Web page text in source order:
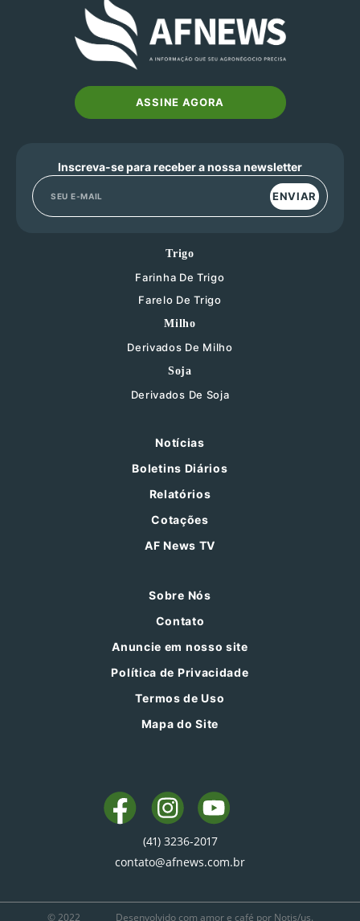
ASSINE AGORA
Inscreva-se para receber a nossa newsletter
ENVIAR
Trigo
Farinha De Trigo
Farelo De Trigo
Milho
Derivados De Milho
Soja
Derivados De Soja
Notícias
Boletins Diários
Relatórios
Cotações
AF News TV
Sobre Nós
Contato
Anuncie em nosso site
Política de Privacidade
Termos de Uso
Mapa do Site
(41) 3236-2017
contato@afnews.com.br
© 2022 Desenvolvido com amor e café por Notis/us.